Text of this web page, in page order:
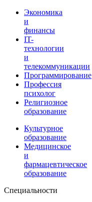
Экономика
и
финансы
IT-
технологии
и
телекоммуникации
Программирование
Профессия
психолог
Религиозное
образование
Культурное
образование
Медицинское
и
фармацевтическое
образование
Специальности